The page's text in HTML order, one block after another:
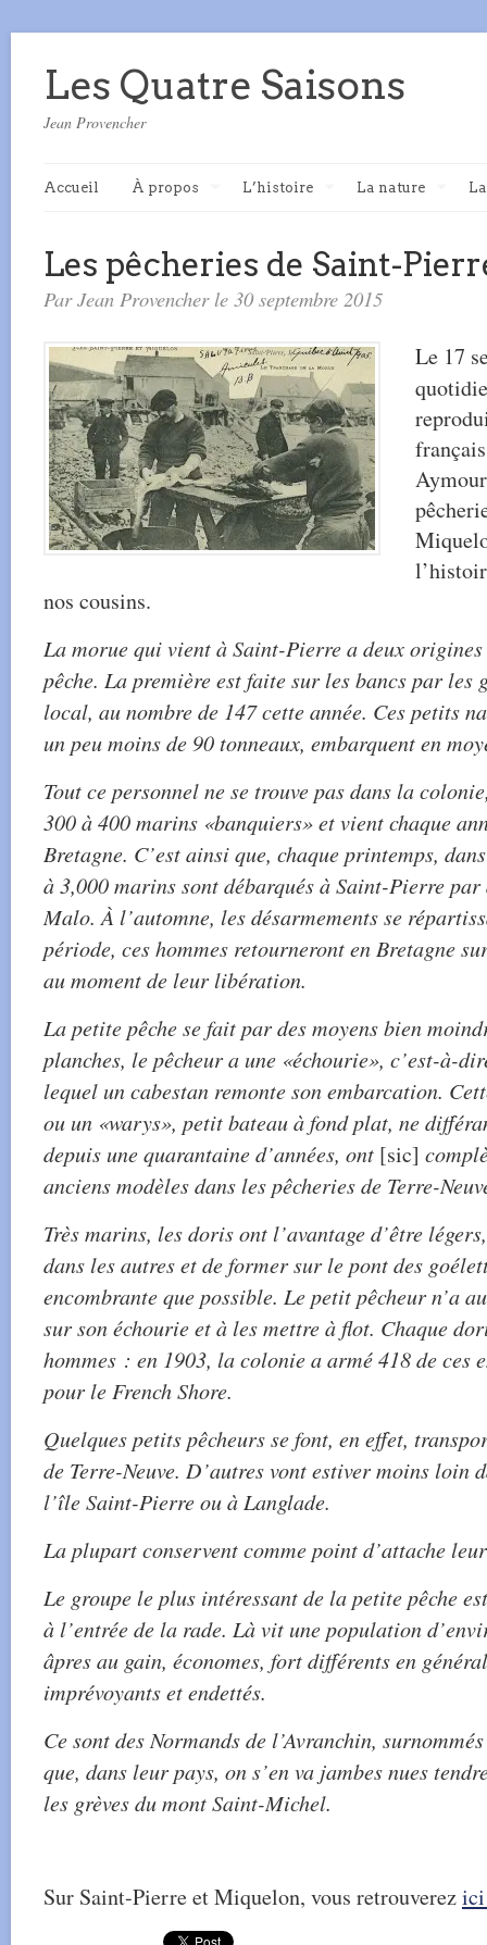
Les Quatre Saisons
Jean Provencher
Accueil À propos L’histoire La nature
Les pêcheries de Saint-
Par Jean Provencher le 30 septembre 2015
Le 17
nos cousins.
La morue qui vient à Saint-Pierre a deux
pêche. La première est faite sur les bancs par les
local, au nombre de 147 cette année. Ces petits
un peu moins de 90 tonneaux, embarquent en
Tout ce personnel ne se trouve pas dans la
300 à 400 marins «banquiers» et vient chaque
Bretagne. C’est ainsi que, chaque printemps,
à 3,000 marins sont débarqués à Saint-Pierre par
Malo. À l’automne, les désarmements se
période, ces hommes retourneront en Bretagne
au moment de leur libération.
La petite pêche se fait par des moyens bien
planches, le pêcheur a une «échourie», c’est-à-
lequel un cabestan remonte son embarcation.
ou un «warys», petit bateau à fond plat, ne
depuis une quarantaine d’années, ont [sic]
anciens modèles dans les pêcheries de Terre-
Très marins, les doris ont l’avantage d’être
dans les autres et de former sur le pont des
encombrante que possible. Le petit pêcheur n’a
sur son échourie et à les mettre à flot. Chaque
hommes : en 1903, la colonie a armé 418 de ces
pour le French Shore.
Quelques petits pêcheurs se font, en effet,
de Terre-Neuve. D’autres vont estiver moins loin
l’île Saint-Pierre ou à Langlade.
La plupart conservent comme point d’attache
Le groupe le plus intéressant de la petite pêche
à l’entrée de la rade. Là vit une population
âpres au gain, économes, fort différents en
imprévoyants et endettés.
Ce sont des Normands de l’Avranchin,
que, dans leur pays, on s’en va jambes nues
les grèves du mont Saint-Michel.
Sur Saint-Pierre et Miquelon, vous retrouverez